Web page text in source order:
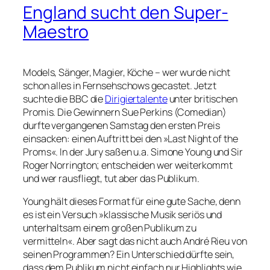
England sucht den Super-
Maestro
Models, Sänger, Magier, Köche – wer wurde nicht
schon alles in Fernsehschows gecastet. Jetzt
suchte die BBC dieDirigiertalenteunter britischen
Promis. Die Gewinnern Sue Perkins (Comedian)
durfte vergangenen Samstag den ersten Preis
einsacken: einen Auftritt bei den »Last Night of the
Proms«. In der Jury saßen u.a. Simone Young und Sir
Roger Norrington; entscheiden wer weiterkommt
und wer rausfliegt, tut aber das Publikum.
Young hält dieses Format für eine gute Sache, denn
es ist ein Versuch »klassische Musik seriös und
unterhaltsam einem großen Publikum zu
vermitteln«. Aber sagt das nicht auch André Rieu von
seinen Programmen? Ein Unterschied dürfte sein,